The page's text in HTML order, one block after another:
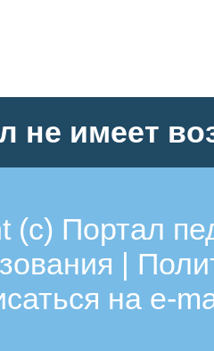
не имеет
(c) Портал
|
на e-